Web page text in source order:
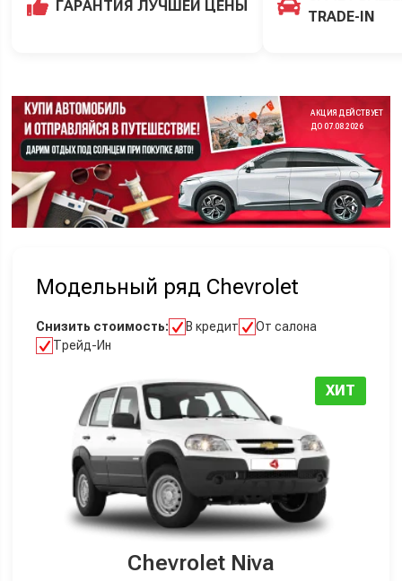
ГАРАНТИЯ ЛУЧШЕЙ ЦЕНЫ
TRADE-IN
АКЦИЯ ДЕЙСТВУЕТ
ДО 07.08.2026
Модельный ряд Chevrolet
Снизить стоимость: В кредит
От салона
Трейд-Ин
ХИТ
Chevrolet Niva